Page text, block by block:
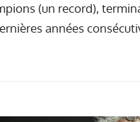
(un record),
années